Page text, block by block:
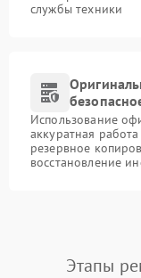
службы техники
Использование
аккуратная
резервное
восстановление
Этапы